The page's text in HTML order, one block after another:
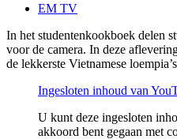
EM TV
In het studentenkookboek delen
voor de camera. In deze
de lekkerste Vietnamese
Ingesloten inhoud van
U kunt deze ingesloten
akkoord bent gegaan met